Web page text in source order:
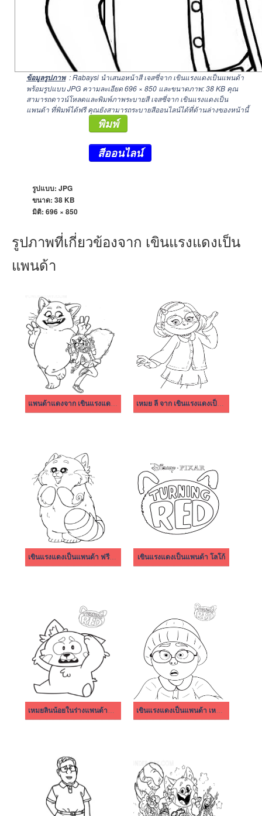
ข้อมูลรูปภาพ : Rabaysi นำเสนอหน้าสี เจสซี่จาก เขินแรงแดงเป็นแพนด้า
พร้อมรูปแบบ JPG ความละเอียด696 × 850 และขนาดภาพ: 38 KB คุณ
สามารถดาวน์โหลดและพิมพ์ภาพระบายสี เจสซี่จาก เขินแรงแดงเป็น
แพนด้า ที่พิมพ์ได้ฟรี คุณยังสามารถระบายสีออนไลน์ได้ที่ด้านล่างของหน้านี้
พิมพ์
สีออนไลน์
รูปแบบ: JPG
ขนาด: 38 KB
มิติ: 696 × 850
รูปภาพที่เกี่ยวข้องจาก เขินแรงแดงเป็น
แพนด้า
แพนด้าแดงจาก เขินแรงแดงเป็นแพนด้า เหมย ลี จาก เขินแรงแดงเป็นแพนด้า
เขินแรงแดงเป็นแพนด้า ฟรีสำหรับพิมพ์ เขินแรงแดงเป็นแพนด้า โลโก้
เหมยลินน้อยในร่างแพนด้าแดง เขินแรงแดงเป็นแพนด้า เหมย ลี